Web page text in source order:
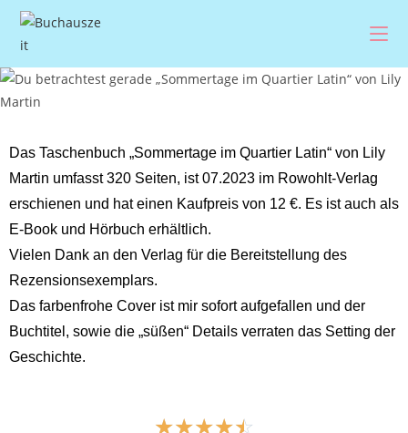
Das Taschenbuch „Sommertage im Quartier Latin“ von Lily
Martin umfasst 320 Seiten, ist 07.2023 im Rowohlt-Verlag
erschienen und hat einen Kaufpreis von 12 €. Es ist auch als
E-Book und Hörbuch erhältlich.
Vielen Dank an den Verlag für die Bereitstellung des
Rezensionsexemplars.
Das farbenfrohe Cover ist mir sofort aufgefallen und der
Buchtitel, sowie die „süßen“ Details verraten das Setting der
Geschichte.
☆☆☆☆☆